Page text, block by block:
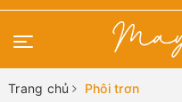
Trang chủ Phôi trơn